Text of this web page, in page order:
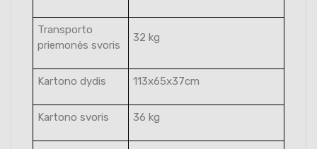
Transporto
priemonės svoris
32 kg
Kartono dydis 113x65x37cm
Kartono svoris 36 kg